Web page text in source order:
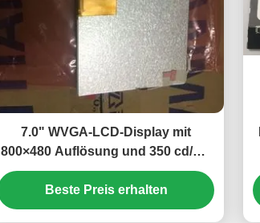
7.0" WVGA-LCD-Display mit
800×480 Auflösung und 350 cd/m2
Helligkeit TFT-LCD-Panel
Beste Preis erhalten